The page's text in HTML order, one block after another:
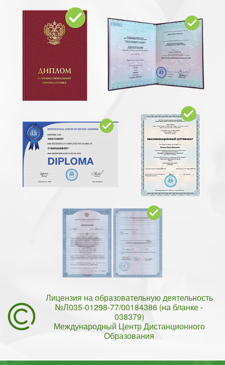
Лицензия на образовательную деятельность
№Л035-01298-77/00184386 (на бланке -
038379)
Международный Центр Дистанционного
Образования